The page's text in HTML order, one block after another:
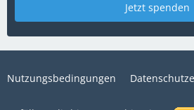
Jetzt spenden
Nutzungsbedingungen